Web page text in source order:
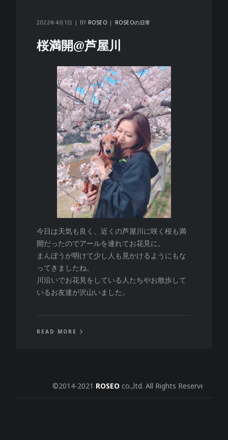
2022年4月1日 BY ROSEO ROSEOの日常
桜満開@芦屋川
今日は天気も良く、近くの芦屋川に咲く桜も満
開だったのでアールを連れてお花見に。
まんぼうが明けて少し人も見かけるようにもな
ってきましたね。
川沿いでお花見をしている人たちやお散歩して
いるお友達が沢山いました。
READ MORE
©2014-2021 ROSEOco.,ltd. All Rights Reserved.